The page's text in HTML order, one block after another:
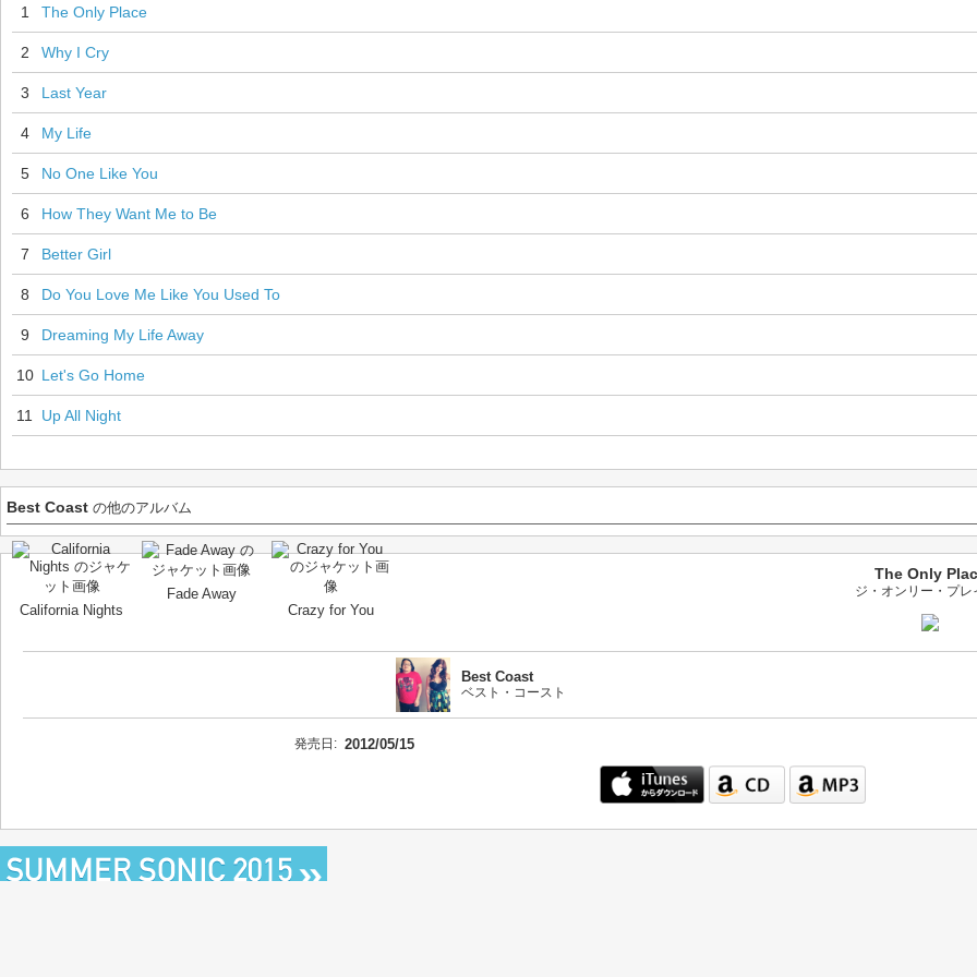
1 The Only Place
2 Why I Cry
3 Last Year
4 My Life
5 No One Like You
6 How They Want Me to Be
7 Better Girl
8 Do You Love Me Like You Used To
9 Dreaming My Life Away
10 Let's Go Home
11 Up All Night
Best Coast の他のアルバム
California Nights
Fade Away
Crazy for You
The Only
ジ・オンリー・プレ
Best Coast
ベスト・コースト
発売日: 2012/05/15